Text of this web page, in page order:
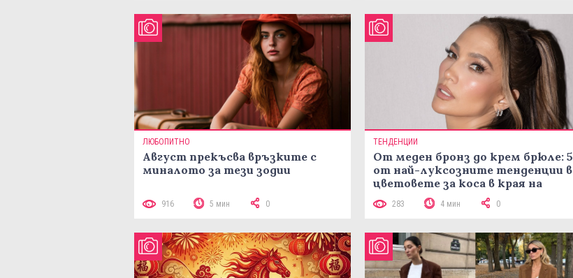
ЛЮБОПИТНО
Август прекъсва връзките с
миналото за тези зодии
916 5 мин 0
ТЕНДЕНЦИИ
От меден бронз до крем брюле: 5
от най-луксозните тенденции в
цветовете за коса в края на
283 4 мин 0